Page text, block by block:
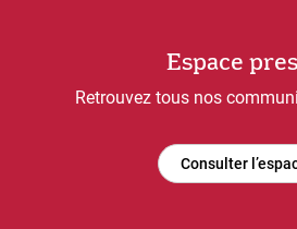
Espace
Retrouvez tous nos
Consulter